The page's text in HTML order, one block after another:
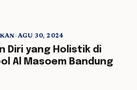
5 min read
•AGU 30, 2024
Diri yang Holistik di
Al Masoem Bandung